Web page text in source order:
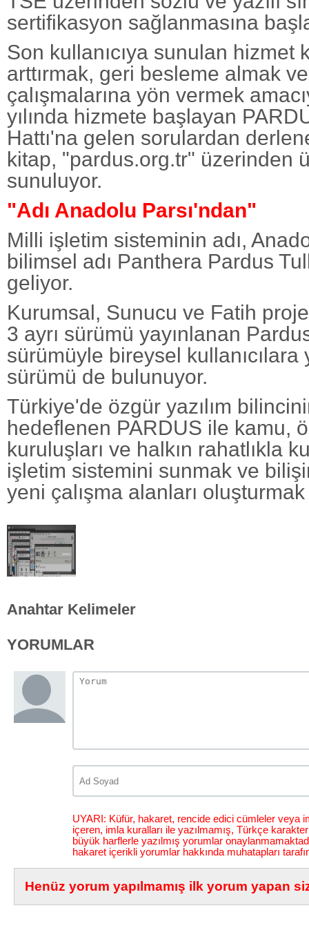
sertifikasyon sağlanmasına
Son kullanıcıya sunulan hizmet
arttırmak, geri besleme almak
çalışmalarına yön vermek
yılında hizmete başlayan
Hattı'na gelen sorulardan
kitap, "pardus.org.tr" üzerinden
sunuluyor.
"Adı Anadolu Parsı'ndan"
Milli işletim sisteminin adı,
bilimsel adı Panthera Pardus
geliyor.
Kurumsal, Sunucu ve Fatih
3 ayrı sürümü yayınlanan
sürümüyle bireysel
sürümü de bulunuyor.
Türkiye'de özgür yazılım
hedeflenen PARDUS ile kamu,
kuruluşları ve halkın rahatlıkla
işletim sistemini sunmak ve
yeni çalışma alanları
Anahtar Kelimeler
YORUMLAR
UYARI: Küfür, hakaret, rencide edici cümleler veya
içeren, imla kuralları ile yazılmamış, Türkçe
büyük harflerle yazılmış yorumlar
hakaret içerikli yorumlar hakkında muhatapları
Henüz yorum yapılmamış ilk yorum yapan